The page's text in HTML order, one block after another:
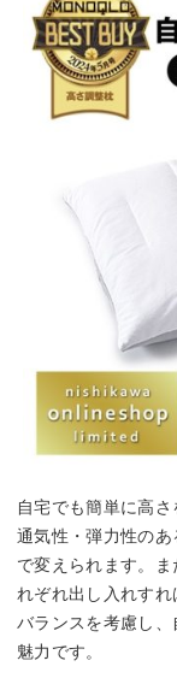
自宅でも簡単に高
通気性・弾力性の
で変えられます。
れぞれ出し入れす
バランスを考慮し
魅力です。